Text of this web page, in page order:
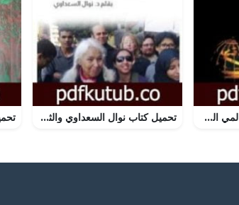
تحميل كتاب اللانظام العالمي الجديد – تأملات مواطن أوروبي PDF تأليف تزفيتان تودوروف مجانا [كامل] تحميل كتاب نوال السعداوي والثورات العربية PDF تأليف نوال السعداوي مجانا [كامل]